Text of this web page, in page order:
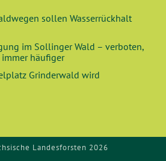
sollen Wasserrückhalt
im Sollinger Wald – verboten,
häufiger
Grinderwald wird
Landesforsten 2026